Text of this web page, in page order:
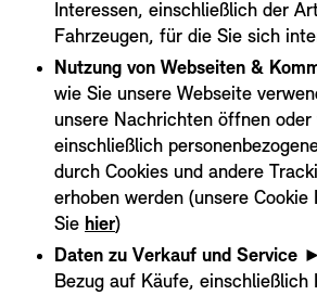
Interessen, einschließlich der
Fahrzeugen, für die Sie sich
Nutzung von Webseiten &
wie Sie unsere Webseite
unsere Nachrichten öffnen
einschließlich
durch Cookies und andere
erhoben werden (unsere
Sie hier)
Daten zu Verkauf und Service ►
Bezug auf Käufe, einschließlich